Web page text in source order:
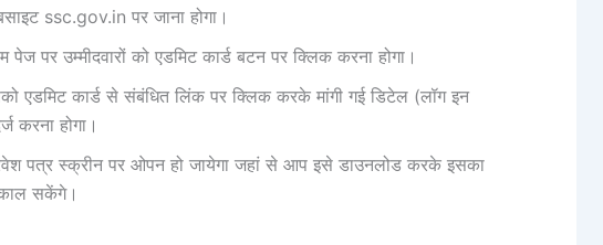
ssc.gov.in पर जाना होगा।
पेज पर उम्मीदवारों को एडमिट कार्ड बटन पर क्लिक करना होगा।
एडमिट कार्ड से संबंधित लिंक पर क्लिक करके मांगी गई डिटेल (लॉग इन
करना होगा।
पत्र स्क्रीन पर ओपन हो जायेगा जहां से आप इसे डाउनलोड करके इसका
सकेंगे।